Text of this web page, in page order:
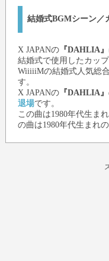
結婚式BGMシーン／
X JAPANの『DAHLIA』
結婚式で使用したカッ
WiiiiiMの結婚式人気総
す。
X JAPANの『DAHLIA』
退場です。
この曲は1980年代生ま
の曲は1980年代生まれ